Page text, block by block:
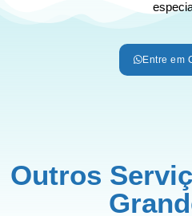
Entre em
Outros